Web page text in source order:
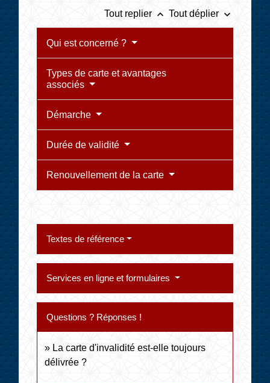
Tout replier keyboard_arrow_up Tout déplier keyboard_arrow_down
Qui est concerné ?
Types de carte et avantages
associés
Démarche
Durée de validité
Renouvellement de la carte
Textes de référence
Services en ligne et formulaires
Questions ? Réponses !
La carte d'invalidité est-elle toujours
délivrée ?